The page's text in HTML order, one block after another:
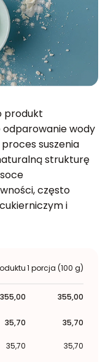
produkt
wody
suszenia
strukturę
często
i
1 porcja (100 g)
355,00 355,00
35,70 35,70
35,70
35,70